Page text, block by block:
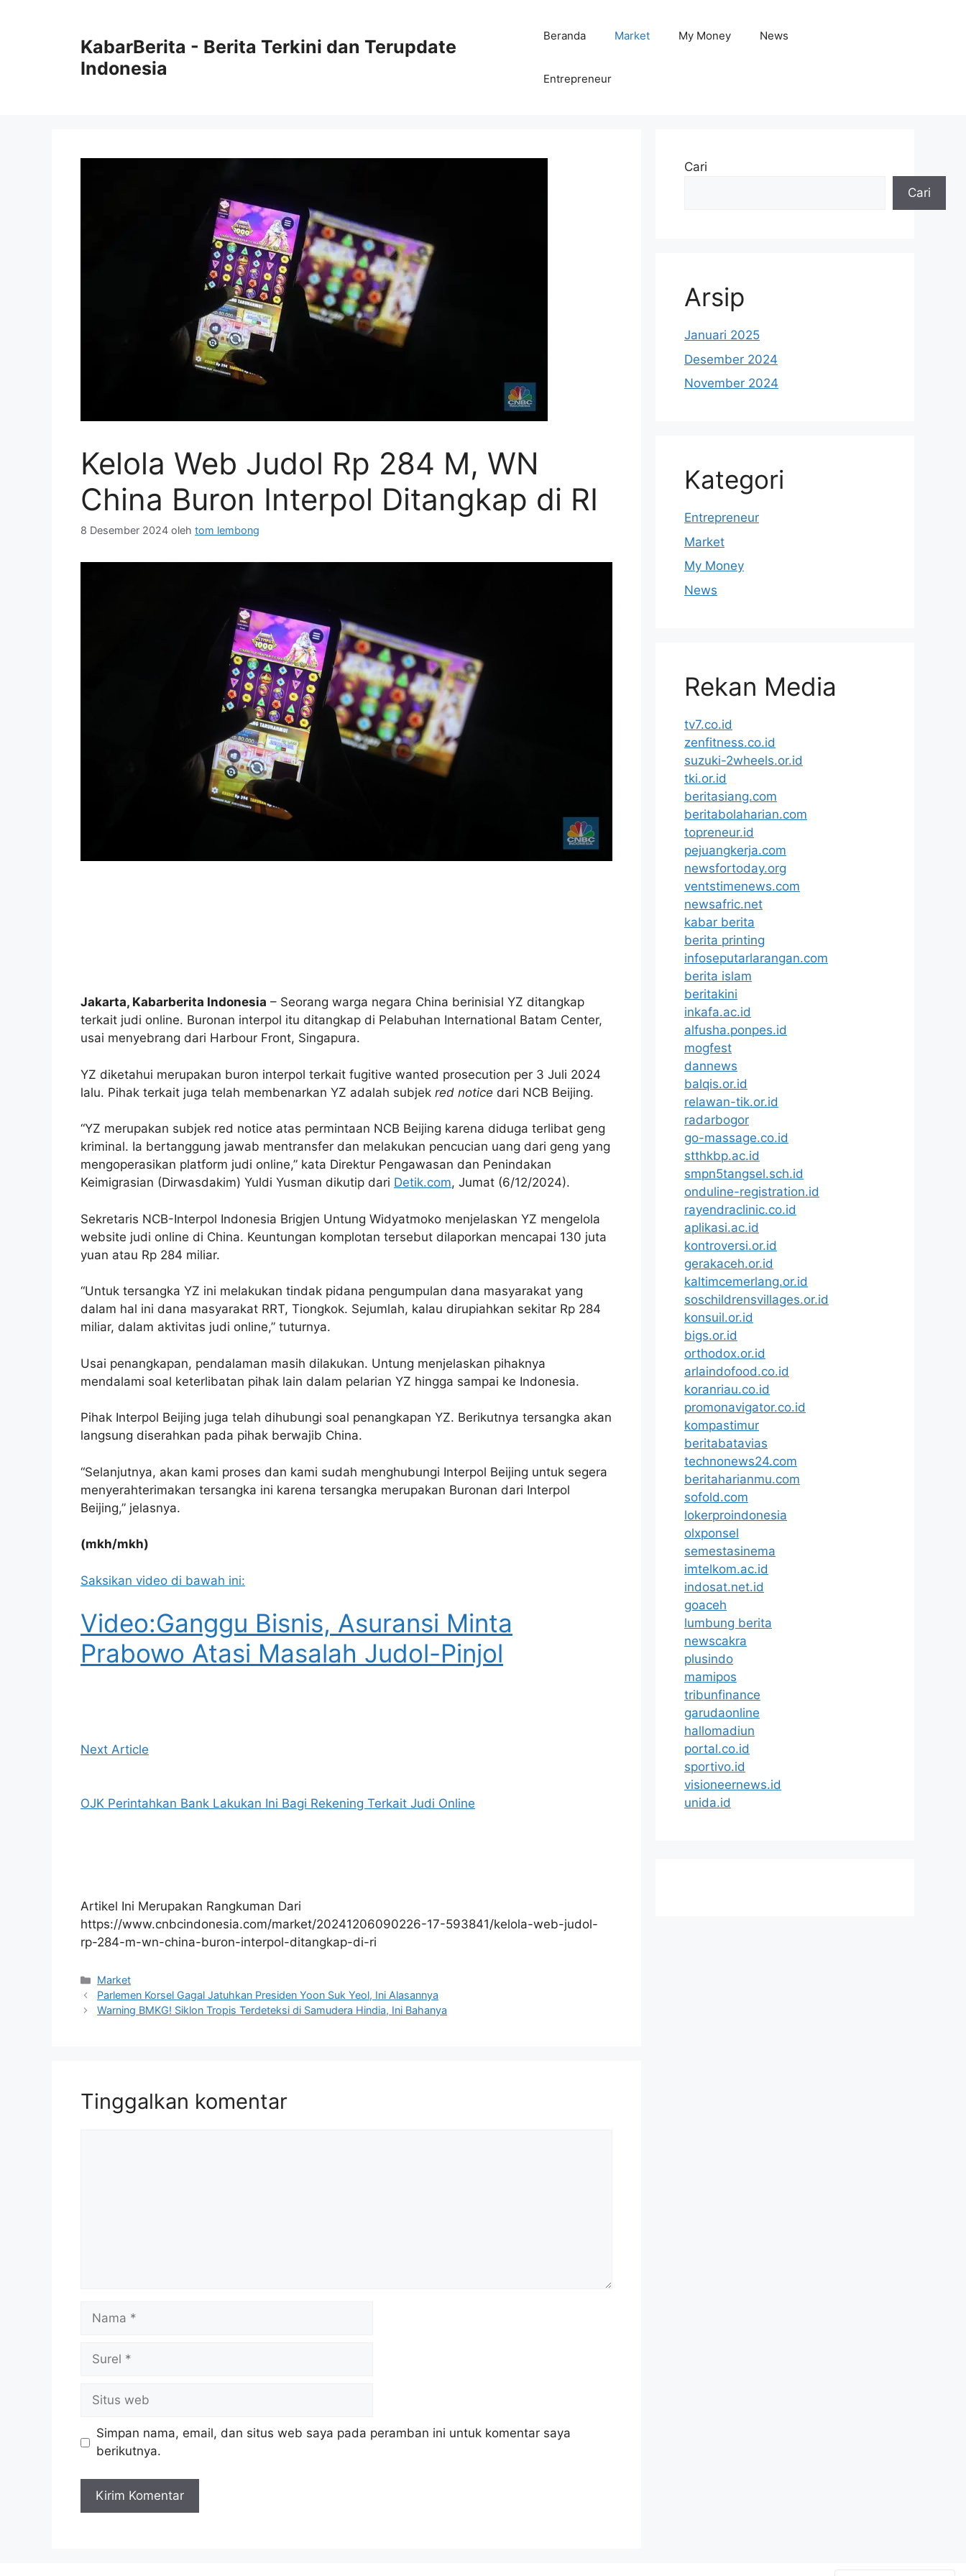
KabarBerita - Berita Terkini dan Terupdate
Indonesia
Beranda Market My Money News
Entrepreneur
Kelola Web Judol Rp 284 M, WN
China Buron Interpol Ditangkap di RI
8 Desember 2024 oleh tom lembong
Jakarta, Kabarberita Indonesia – Seorang warga negara China berinisial YZ ditangkap
terkait judi online. Buronan interpol itu ditangkap di Pelabuhan International Batam Center,
usai menyebrang dari Harbour Front, Singapura.
YZ diketahui merupakan buron interpol terkait fugitive wanted prosecution per 3 Juli 2024
lalu. Pihak terkait juga telah membenarkan YZ adalah subjek red notice dari NCB Beijing.
“YZ merupakan subjek red notice atas permintaan NCB Beijing karena diduga terlibat geng
kriminal. Ia bertanggung jawab mentransfer dan melakukan pencucian uang dari geng yang
mengoperasikan platform judi online,” kata Direktur Pengawasan dan Penindakan
Keimigrasian (Dirwasdakim) Yuldi Yusman dikutip dari Detik.com, Jumat (6/12/2024).
Sekretaris NCB-Interpol Indonesia Brigjen Untung Widyatmoko menjelaskan YZ mengelola
website judi online di China. Keuntungan komplotan tersebut dilaporkan mencapai 130 juta
yuan atau Rp 284 miliar.
“Untuk tersangka YZ ini melakukan tindak pidana pengumpulan dana masyarakat yang
dalam hal ini dana masyarakat RRT, Tiongkok. Sejumlah, kalau dirupiahkan sekitar Rp 284
miliar, dalam aktivitas judi online,” tuturnya.
Usai penangkapan, pendalaman masih dilakukan. Untung menjelaskan pihaknya
mendalami soal keterlibatan pihak lain dalam pelarian YZ hingga sampai ke Indonesia.
Pihak Interpol Beijing juga telah dihubungi soal penangkapan YZ. Berikutnya tersangka akan
langsung diserahkan pada pihak berwajib China.
“Selanjutnya, akan kami proses dan kami sudah menghubungi Interpol Beijing untuk segera
menyerahterimakan tersangka ini karena tersangka merupakan Buronan dari Interpol
Beijing,” jelasnya.
(mkh/mkh)
Saksikan video di bawah ini:
Video:Ganggu Bisnis, Asuransi Minta
Prabowo Atasi Masalah Judol-Pinjol
Next Article
OJK Perintahkan Bank Lakukan Ini Bagi Rekening Terkait Judi Online
Artikel Ini Merupakan Rangkuman Dari
https://www.cnbcindonesia.com/market/20241206090226-17-593841/kelola-web-judol-
rp-284-m-wn-china-buron-interpol-ditangkap-di-ri
Kategori
Market
Parlemen Korsel Gagal Jatuhkan Presiden Yoon Suk Yeol, Ini Alasannya
Warning BMKG! Siklon Tropis Terdeteksi di Samudera Hindia, Ini Bahanya
Tinggalkan komentar
Nama
Surel
Situs
web
Simpan nama, email, dan situs web saya pada peramban ini untuk komentar saya
berikutnya.
Cari
Cari
Arsip
Januari 2025
Desember 2024
November 2024
Kategori
Entrepreneur
Market
My Money
News
Rekan Media
tv7.co.id
zenfitness.co.id
suzuki-2wheels.or.id
tki.or.id
beritasiang.com
beritabolaharian.com
topreneur.id
pejuangkerja.com
newsfortoday.org
ventstimenews.com
newsafric.net
kabar berita
berita printing
infoseputarlarangan.com
berita islam
beritakini
inkafa.ac.id
alfusha.ponpes.id
mogfest
dannews
balqis.or.id
relawan-tik.or.id
radarbogor
go-massage.co.id
stthkbp.ac.id
smpn5tangsel.sch.id
onduline-registration.id
rayendraclinic.co.id
aplikasi.ac.id
kontroversi.or.id
gerakaceh.or.id
kaltimcemerlang.or.id
soschildrensvillages.or.id
konsuil.or.id
bigs.or.id
orthodox.or.id
arlaindofood.co.id
koranriau.co.id
promonavigator.co.id
kompastimur
beritabatavias
technonews24.com
beritaharianmu.com
sofold.com
lokerproindonesia
olxponsel
semestasinema
imtelkom.ac.id
indosat.net.id
goaceh
lumbung berita
newscakra
plusindo
mamipos
tribunfinance
garudaonline
hallomadiun
portal.co.id
sportivo.id
visioneernews.id
unida.id